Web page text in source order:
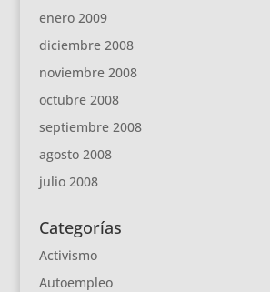
enero 2009
diciembre 2008
noviembre 2008
octubre 2008
septiembre 2008
agosto 2008
julio 2008
Categorías
Activismo
Autoempleo